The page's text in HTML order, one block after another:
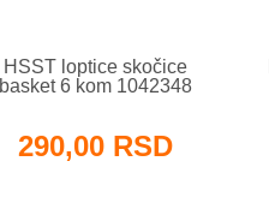
HSST loptice skočice
basket 6 kom 1042348
290,00 RSD